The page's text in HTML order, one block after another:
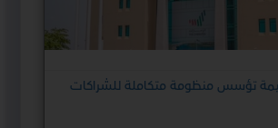
تؤسس منظومة متكاملة للشراكات